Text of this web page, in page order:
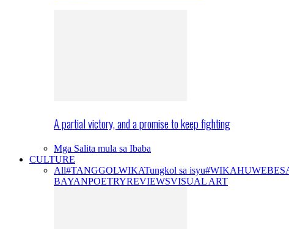
A partial victory, and a promise to keep fighting
Mga Salita mula sa Ibaba
CULTURE
All#TANGGOLWIKATungkol sa isyu#WIKAHUWEBES
BAYANPOETRYREVIEWSVISUAL ART